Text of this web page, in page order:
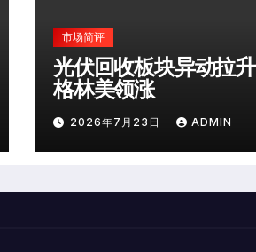
市场简评
光伏回收板块异动拉升
格林美领涨
2026年7月23日 ADMIN